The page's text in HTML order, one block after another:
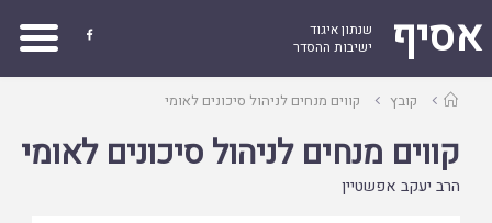
אסיף
שנתון איגוד
ישיבות ההסדר

עמודקובץ קווים מנחים לניהול סיכונים לאומי
קווים מנחים לניהול סיכונים לאומי
הרב יעקב אפשטיין